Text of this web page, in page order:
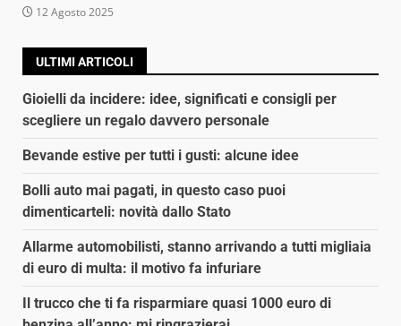
12 Agosto 2025
ULTIMI ARTICOLI
Gioielli da incidere: idee, significati e consigli per
scegliere un regalo davvero personale
Bevande estive per tutti i gusti: alcune idee
Bolli auto mai pagati, in questo caso puoi
dimenticarteli: novità dallo Stato
Allarme automobilisti, stanno arrivando a tutti migliaia
di euro di multa: il motivo fa infuriare
Il trucco che ti fa risparmiare quasi 1000 euro di